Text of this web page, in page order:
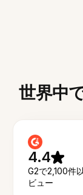
世界中
4.4
G2で2,100件
ビュー